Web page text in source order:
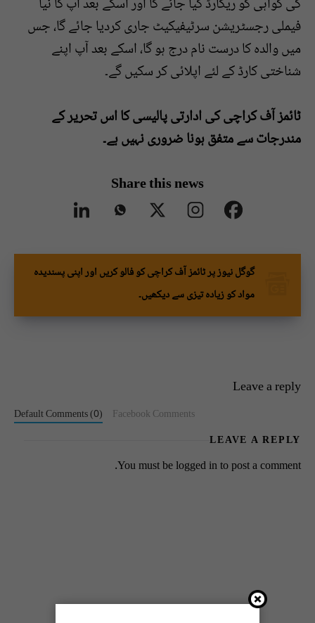
کی گواہی کو ریکارڈ کیا جائے گا اور اسکے بعد آپ کا نیا
فیملی رجسٹریشن سرٹیفیکیٹ جاری کردیا جائے گا، جس
میں والدہ کا درست نام درج ہو گا، اسکے بعد آپ اپنے
شناختی کارڈ کے لئے اپلائی کر سکیں گے۔
ٹائمز آف کراچی کی ادارتی پالیسی کا اس تحریر کے
مندرجات سے متفق ہونا ضروری نہیں ہے۔
Share this news
گوگل نیوز پر ٹائمز آف کراچی کو فالو کریں اور اپنی پسندیدہ
مواد کو زیادہ تیزی سے دیکھیں۔
Leave a reply
Default Comments (0)
Facebook Comments
LEAVE A REPLY
You must belogged into post a comment.